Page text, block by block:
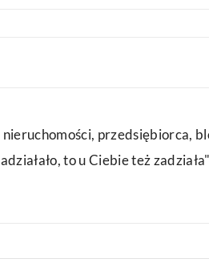
przedsiębiorca,
to u Ciebie też